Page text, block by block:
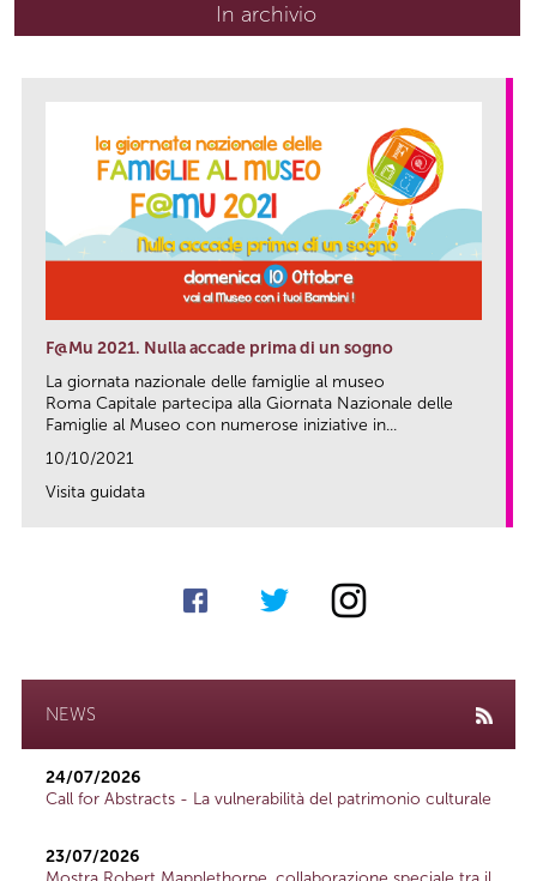
In archivio
F@Mu 2021. Nulla accade prima di un sogno
La giornata nazionale delle famiglie al museo
Roma Capitale partecipa alla Giornata Nazionale delle
Famiglie al Museo con numerose iniziative in...
10/10/2021
Visita guidata
NEWS
24/07/2026
Call for Abstracts - La vulnerabilità del patrimonio culturale
23/07/2026